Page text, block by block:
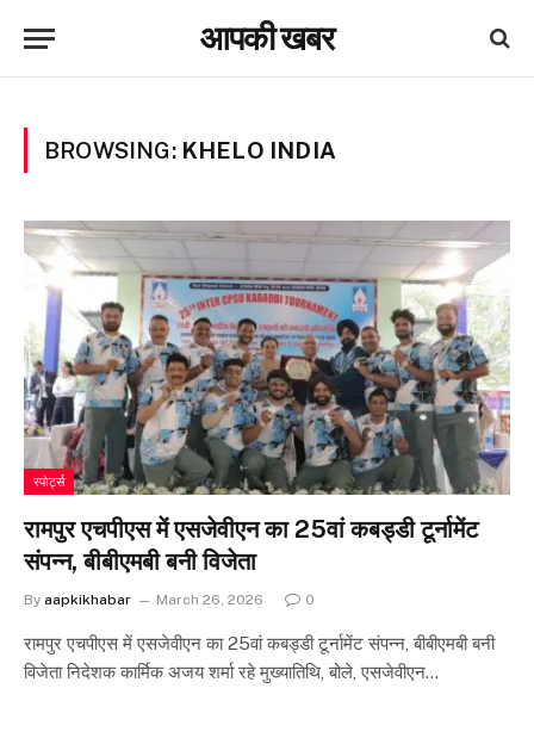
आपकी खबर
BROWSING: KHELO INDIA
स्पोर्ट्स
रामपुर एचपीएस में एसजेवीएन का 25वां कबड्डी टूर्नामेंट
संपन्न, बीबीएमबी बनी विजेता
By aapkikhabar March 26, 2026 0
रामपुर एचपीएस में एसजेवीएन का 25वां कबड्डी टूर्नामेंट संपन्न, बीबीएमबी बनी
विजेता निदेशक कार्मिक अजय शर्मा रहे मुख्यातिथि, बोले, एसजेवीएन…